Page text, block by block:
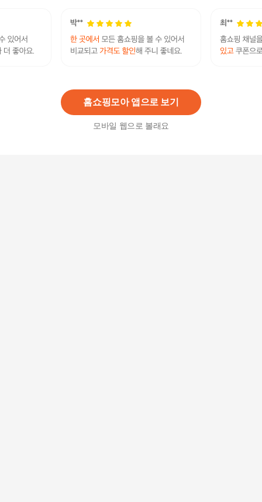
홈쇼핑모아 앱으로 보기
모바일 웹으로 볼래요
[TAG가 68,000]콜핑 봄 여성 등산 전체 밴딩 이너
10%10,710원